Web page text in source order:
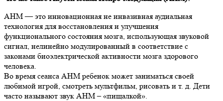
АНМ — это инновационная не инвазивная аудиальная
технология для восстановления и улучшения
функционального состояния мозга, использующая звуковой
сигнал, нелинейно модулированный в соответствие с
законами биоэлектрической активности мозга здорового
человека.
Во время сеанса АНМ ребенок может заниматься своей
любимой игрой, смотреть мультфильм, рисовать и т. д. Дети
часто называют звук АНМ – «пищалкой».